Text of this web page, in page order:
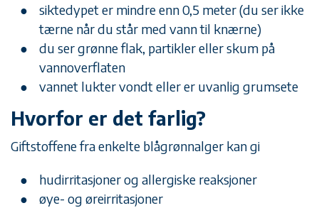
siktedypet er mindre enn 0,5 meter (du ser ikke
tærne når du står med vann til knærne)
du ser grønne flak, partikler eller skum på
vannoverflaten
vannet lukter vondt eller er uvanlig grumsete
Hvorfor er det farlig?
Giftstoffene fra enkelte blågrønnalger kan gi
hudirritasjoner og allergiske reaksjoner
øye- og øreirritasjoner